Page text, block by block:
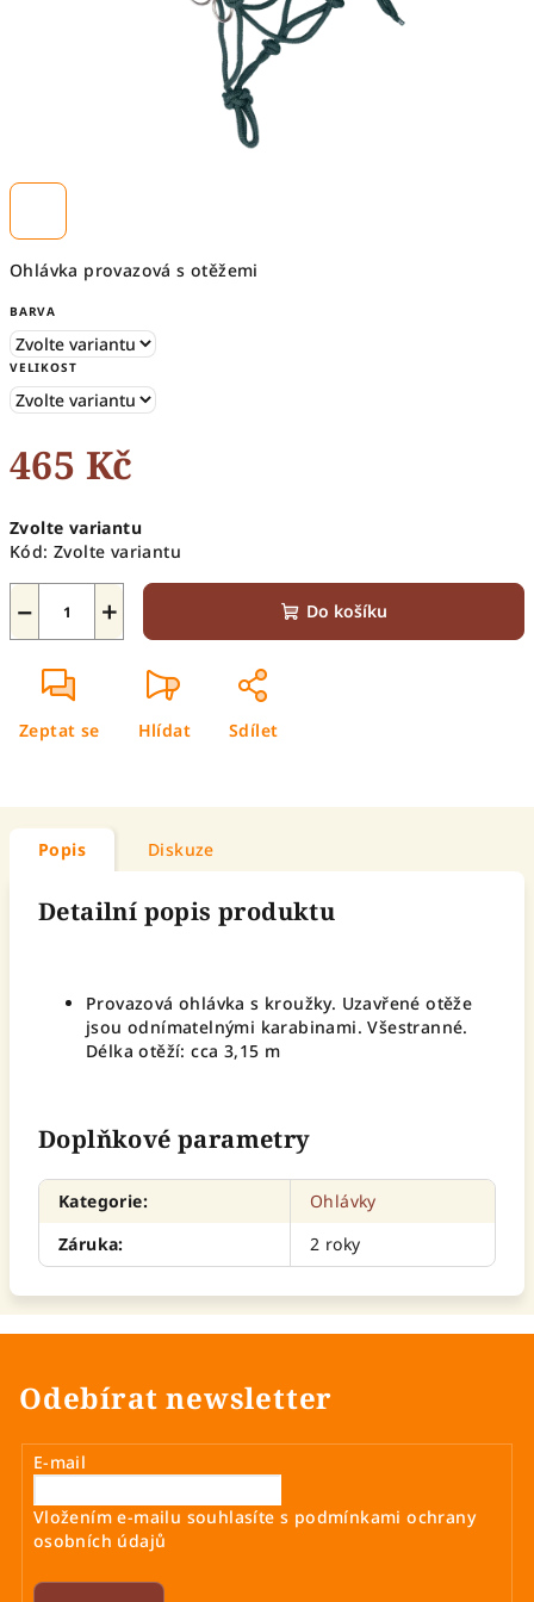
Ohlávka provazová s otěžemi
BARVA
VELIKOST
465 Kč
cena:
Zvolte variantu
Kód: Zvolte variantu
+
− Do košíku
Zeptat se Hlídat Sdílet
Popis Diskuze
Detailní popis produktu
Provazová ohlávka s kroužky. Uzavřené otěže
jsou odnímatelnými karabinami. Všestranné.
Délka otěží: cca 3,15 m
Doplňkové parametry
Kategorie:
Ohlávky
Záruka: 2 roky
Odebírat newsletter
E-mail
Vložením e-mailu souhlasíte s podmínkami ochrany
osobních údajů